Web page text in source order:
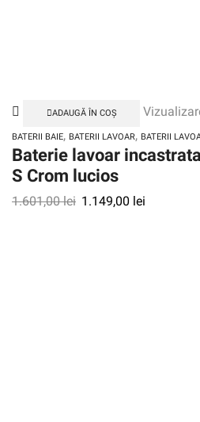
ADAUGĂ ÎN COȘ
BATERII BAIE, BATERII LAVOAR, BATERII
Baterie lavoar
S Crom lucios
1.601,00lei 1.149,00 lei